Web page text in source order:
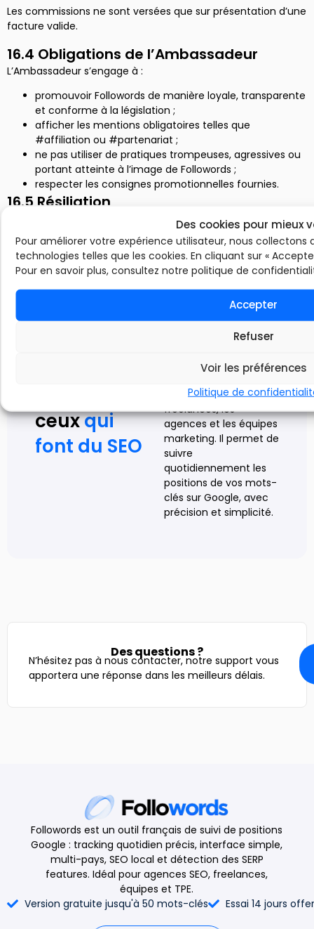
Des cookies pour mieux
Pour améliorer votre expérience utilisateur, nous collectons
technologies telles que les cookies. En cliquant sur «
Pour en savoir plus, consultez notre politique de
Accepter
Refuser
Voir les préférences
Politique de
Les commissions ne sont versées que sur présentation d’une
facture valide.
16.4 Obligations de l’Ambassadeur
L’Ambassadeur s’engage à :
promouvoir Followords de manière loyale, transparente
et conforme à la législation ;
afficher les mentions obligatoires telles que
#affiliation ou #partenariat ;
ne pas utiliser de pratiques trompeuses, agressives ou
portant atteinte à l’image de Followords ;
respecter les consignes promotionnelles fournies.
16.5 Résiliation
Followords peut suspendre ou résilier la participation au
programme en cas de non-respect des règles d’affiliation,
d’abus ou de fraude.
ceuxqui
font du SEO
de suivi de
conçu pour les
freelances, les
agences et les équipes
marketing. Il permet de
suivre
quotidiennement les
positions de vos mots-
clés sur Google, avec
précision et simplicité.
Des questions ?
N’hésitez pas à nous contacter, notre support vous
apportera une réponse dans les meilleurs délais.
Followords est un outil français de suivi de positions
Google : tracking quotidien précis, interface simple,
multi-pays, SEO local et détection des SERP
features. Idéal pour agences SEO, freelances,
équipes et TPE.
Version gratuite jusqu'à 50 mots-clés
Essai 14 jours